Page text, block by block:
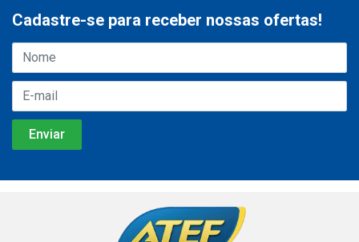
Cadastre-se para receber nossas ofertas!